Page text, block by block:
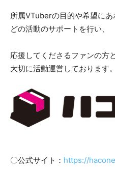
所属VTuberの目的や希望に
どの活動のサポートを行い、
応援してくださるファンの方
大切に活動運営しております。
〇公式サイト： https://